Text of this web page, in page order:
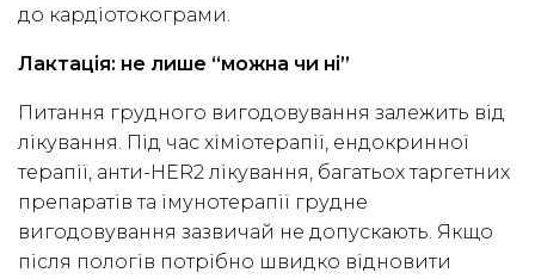
до кардіотокограми.
Лактація: не лише “можна чи ні”
Питання грудного вигодовування залежить від
лікування. Під час хіміотерапії, ендокринної
терапії, анти-HER2 лікування, багатьох таргетних
препаратів та імунотерапії грудне
вигодовування зазвичай не допускають. Якщо
після пологів потрібно швидко відновити